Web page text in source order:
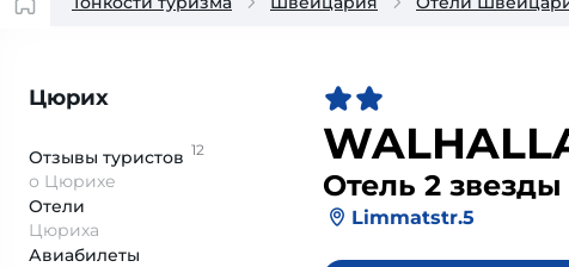
Цюрих
Отзывы туристов 12
о Цюрихе
Отели
Цюриха
Авиабилеты
Отель 2 звезды
Limmatstr.5